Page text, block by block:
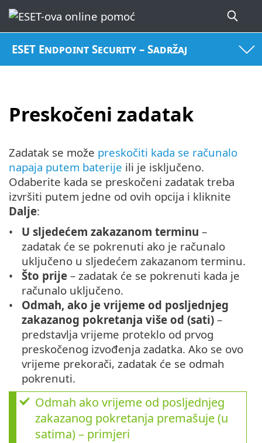
ESET Endpoint Security – Sadržaj
Preskočeni zadatak
Zadatak se može preskočiti kada se računalo
napaja putem baterije ili je isključeno.
Odaberite kada se preskočeni zadatak treba
izvršiti putem jedne od ovih opcija i kliknite
Dalje:
U sljedećem zakazanom terminu –
zadatak će se pokrenuti ako je računalo
uključeno u sljedećem zakazanom terminu.
Što prije – zadatak će se pokrenuti kada je
računalo uključeno.
Odmah, ako je vrijeme od posljednjeg
zakazanog pokretanja više od (sati) –
predstavlja vrijeme proteklo od prvog
preskočenog izvođenja zadatka. Ako se ovo
vrijeme prekorači, zadatak će se odmah
pokrenuti.
Odmah ako vrijeme od posljednjeg
zakazanog pokretanja premašuje (u
satima) – primjeri